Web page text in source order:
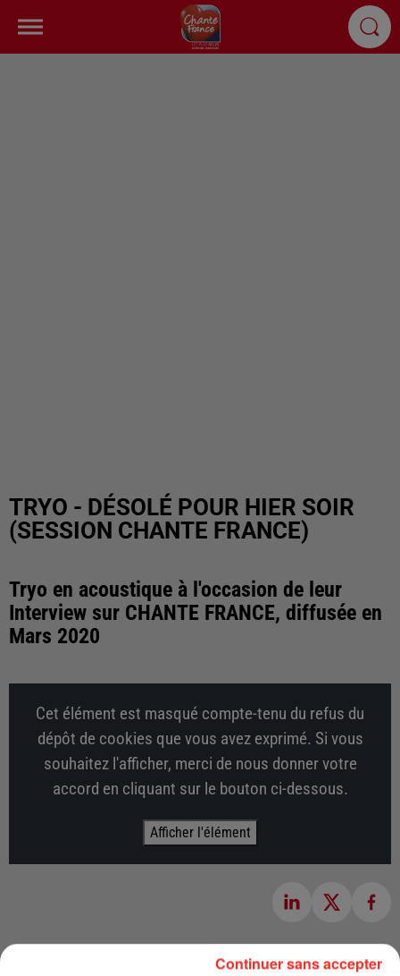
TRYO - DÉSOLÉ POUR HIER SOIR
(SESSION CHANTE FRANCE)
Tryo en acoustique à l'occasion de leur
Interview sur CHANTE FRANCE, diffusée en
Mars 2020
Cet élément est masqué compte-tenu du refus du
dépôt de cookies que vous avez exprimé. Si vous
souhaitez l'afficher, merci de nous donner votre
accord en cliquant sur le bouton ci-dessous.
Afficher l'élément
Continuer sans accepter